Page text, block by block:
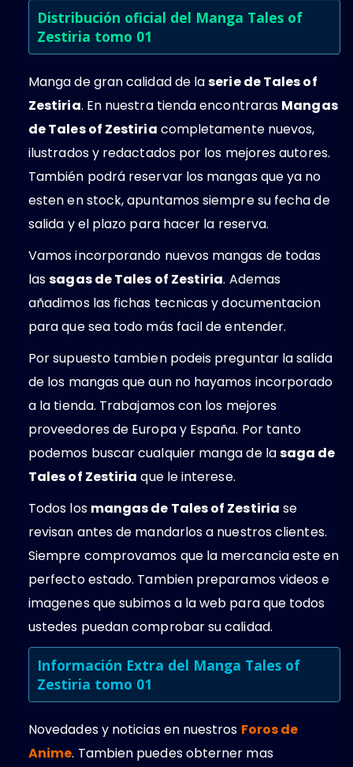
Distribución oficial del Manga Tales of
Zestiria tomo 01
Manga de gran calidad de laserie de Tales of
Zestiria. En nuestra tienda encontraras Mangas
de Tales of Zestiria completamente nuevos,
ilustrados y redactados por los mejores autores.
También podrá reservar los mangas que ya no
esten en stock, apuntamos siempre su fecha de
salida y el plazo para hacer la reserva.
Vamos incorporando nuevos mangas de todas
lassagas de Tales of Zestiria. Ademas
añadimos las fichas tecnicas y documentacion
para que sea todo más facil de entender.
Por supuesto tambien podeis preguntar la salida
de los mangas que aun no hayamos incorporado
a la tienda. Trabajamos con los mejores
proveedores de Europa y España. Por tanto
podemos buscar cualquier manga de lasaga de
Tales of Zestiria que le interese.
Todos los mangas de Tales of Zestiria se
revisan antes de mandarlos a nuestros clientes.
Siempre comprovamos que la mercancia este en
perfecto estado. Tambien preparamos videos e
imagenes que subimos a la web para que todos
ustedes puedan comprobar su calidad.
Información Extra del Manga Tales of
Zestiria tomo 01
Novedades y noticias en nuestros Foros de
Anime. Tambien puedes obterner mas